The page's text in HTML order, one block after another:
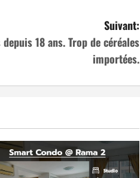
Suivant:
18 ans. Trop de céréales
importées.